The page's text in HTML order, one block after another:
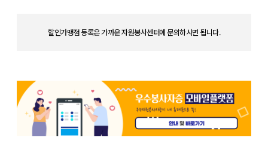
할인가맹점 등록은 가까운 자원봉사센터에 문의하시면 됩니다.